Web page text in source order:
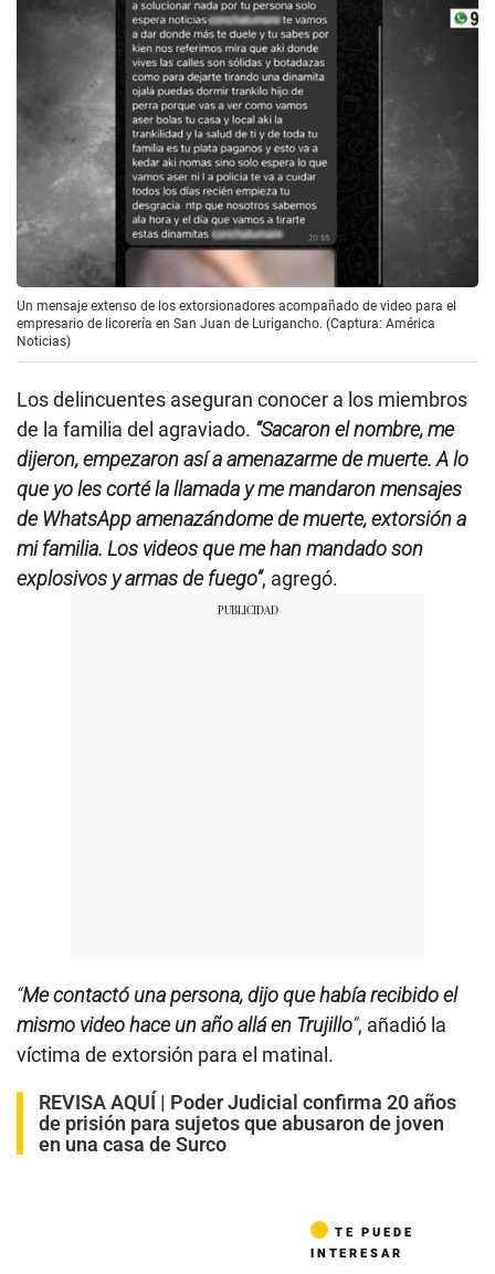
Un mensaje extenso de los extorsionadores acompañado de video para el
empresario de licorería en San Juan de Lurigancho. (Captura: América
Noticias)
Los delincuentes aseguran conocer a los miembros
de la familia del agraviado. “Sacaron el nombre, me
dijeron, empezaron así a amenazarme de muerte. A lo
que yo les corté la llamada y me mandaron mensajes
de WhatsApp amenazándome de muerte, extorsión a
mi familia. Los videos que me han mandado son
explosivos y armas de fuego”, agregó.
“Me contactó una persona, dijo que había recibido el
mismo video hace un año allá en Trujillo”, añadió la
víctima de extorsión para el matinal.
REVISA AQUÍ | Poder Judicial confirma 20 años
de prisión para sujetos que abusaron de joven
en una casa de Surco
TE PUEDE
INTERESAR